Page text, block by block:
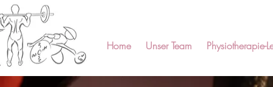
Home Unser Team Physiotherapie-